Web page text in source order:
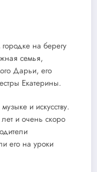
на берегу
семья,
Дарьи, его
Екатерины.
и искусству.
и очень скоро
его на уроки